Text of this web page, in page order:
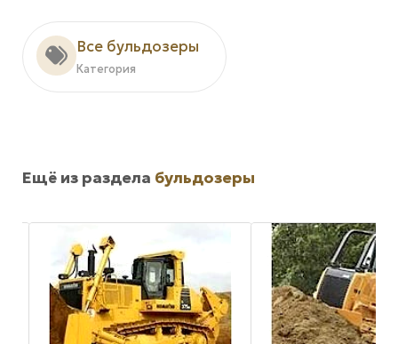
Все бульдозеры
Категория
Ещё из раздела бульдозеры